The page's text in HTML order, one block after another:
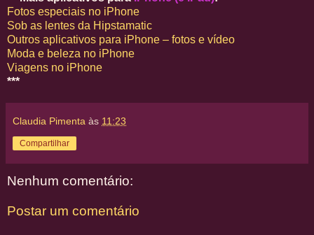
Fotos especiais no iPhone
Sob as lentes da Hipstamatic
Outros aplicativos para iPhone – fotos e vídeo
Moda e beleza no iPhone
Viagens no iPhone
***
Claudia Pimenta às 11:23
Compartilhar
Nenhum comentário:
Postar um comentário